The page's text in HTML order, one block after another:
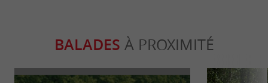
BALADES À PROXIMITÉ